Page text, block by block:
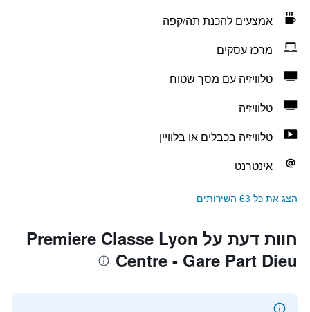
אמצעים להכנת תה/קפה
מרכז עסקים
טלוויזיה עם מסך שטוח
טלוויזיה
טלוויזיה בכבלים או בלוויין
אינטרנט
הצג את כל 63 השירותים
חוות דעת על Premiere Classe Lyon
Centre - Gare Part Dieu